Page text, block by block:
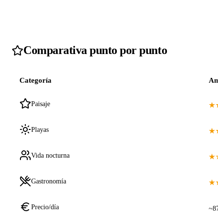
Comparativa punto por punto
Categoría
Paisaje
Playas
Vida nocturna
Gastronomía
Precio/día